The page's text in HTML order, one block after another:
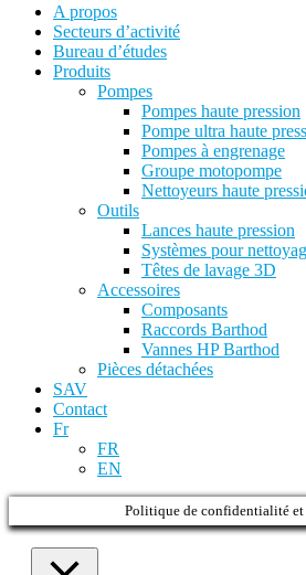
A propos
Secteurs d’activité
Bureau d’études
Produits
Pompes
Pompes haute pression
Pompe ultra haute
Pompes à engrenage
Groupe motopompe
Nettoyeurs haute
Outils
Lances haute pression
Systèmes pour
Têtes de lavage 3D
Accessoires
Composants
Raccords Barthod
Vannes HP Barthod
Pièces détachées
SAV
Contact
Fr
FR
EN
Politique de confidentialité et